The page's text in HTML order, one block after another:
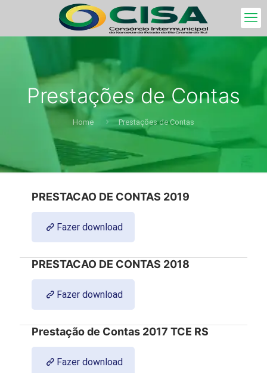
Prestações de Contas
Home Prestações de Contas
PRESTACAO DE CONTAS 2019
Fazer download
PRESTACAO DE CONTAS 2018
Fazer download
Prestação de Contas 2017 TCE RS
Fazer download